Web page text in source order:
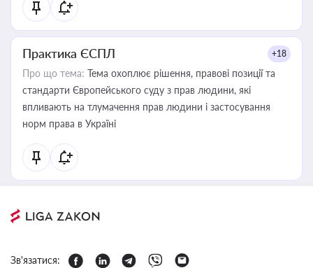
Практика ЄСПЛ +18
Про що тема: Тема охоплює рішення, правові позиції та
стандарти Європейського суду з прав людини, які
впливають на тлумачення прав людини і застосування
норм права в Україні
Зв'язатися: